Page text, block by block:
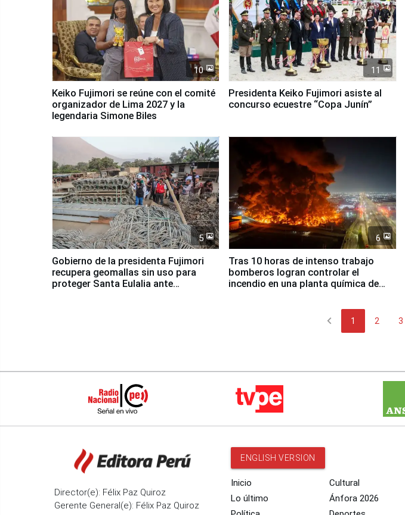
10
Keiko Fujimori se reúne con el comité
organizador de Lima 2027 y la
legendaria Simone Biles
11
Presidenta Keiko Fujimori asiste al
concurso ecuestre “Copa Junín”
5
Gobierno de la presidenta Fujimori
recupera geomallas sin uso para
proteger Santa Eulalia ante
6
Tras 10 horas de intenso trabajo
bomberos logran controlar el
incendio en una planta química de
chevron_left 1 2 3
Director(e): Félix Paz Quiroz
Gerente General(e): Félix Paz Quiroz
ENGLISH VERSION
Inicio
Lo último
Cultural
Ánfora 2026